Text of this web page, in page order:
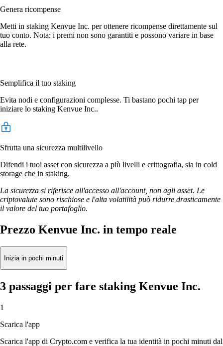
Genera ricompense
Metti in staking Kenvue Inc. per ottenere ricompense direttamente sul
tuo conto. Nota: i premi non sono garantiti e possono variare in base
alla rete.
Semplifica il tuo staking
Evita nodi e configurazioni complesse. Ti bastano pochi tap per
iniziare lo staking Kenvue Inc..
Sfrutta una sicurezza multilivello
Difendi i tuoi asset con sicurezza a più livelli e crittografia, sia in cold
storage che in staking.
La sicurezza si riferisce all'accesso all'account, non agli asset. Le
criptovalute sono rischiose e l'alta volatilità può ridurre drasticamente
il valore del tuo portafoglio.
Prezzo Kenvue Inc. in tempo reale
Inizia in pochi minuti
3 passaggi per fare staking Kenvue Inc.
1
Scarica l'app
Scarica l'app di Crypto.com e verifica la tua identità in pochi minuti dal